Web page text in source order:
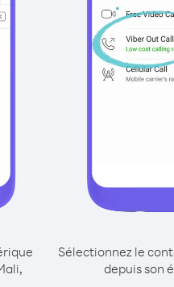
Sélectionnez le
depuis son